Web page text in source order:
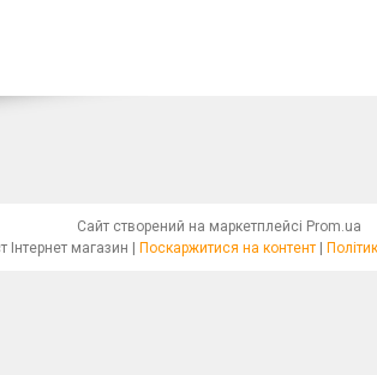
Сайт створений на маркетплейсі Prom.ua
Бісер Хрест Інтернет магазин | Поскаржитися на контент |